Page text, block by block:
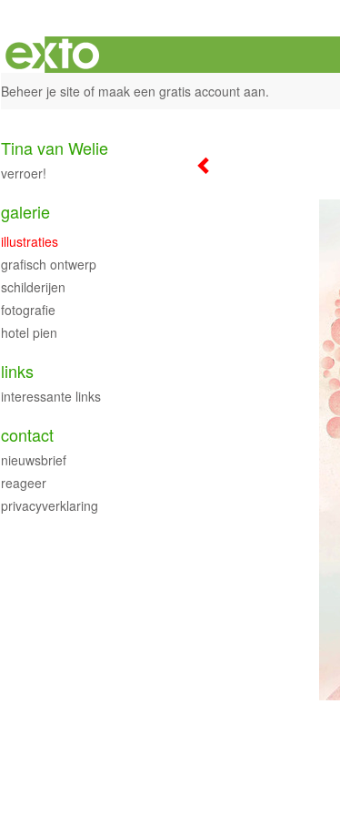
Beheer je site of maak een gratis account aan.
Tina van Welie
verroer!
galerie
illustraties
grafisch ontwerp
schilderijen
fotografie
hotel pien
links
interessante links
contact
nieuwsbrief
reageer
privacyverklaring